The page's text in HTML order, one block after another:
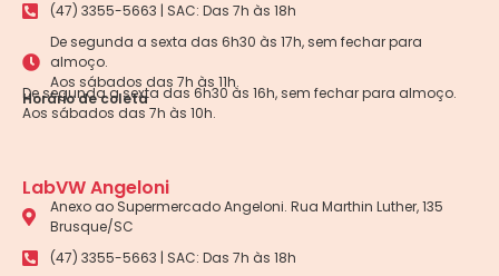
(47) 3355-5663 | SAC: Das 7h às 18h
De segunda a sexta das 6h30 às 17h, sem fechar para
almoço.
Aos sábados das 7h às 11h.
Horário de coleta
De segunda a sexta das 6h30 às 16h, sem fechar para almoço.
Aos sábados das 7h às 10h.
LabVW Angeloni
Anexo ao Supermercado Angeloni. Rua Marthin Luther, 135
Brusque/SC
(47) 3355-5663 | SAC: Das 7h às 18h